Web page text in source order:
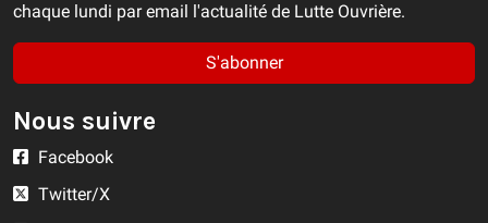
chaque lundi par email l'actualité de Lutte Ouvrière.
S'abonner
Nous suivre
Facebook
Twitter/X